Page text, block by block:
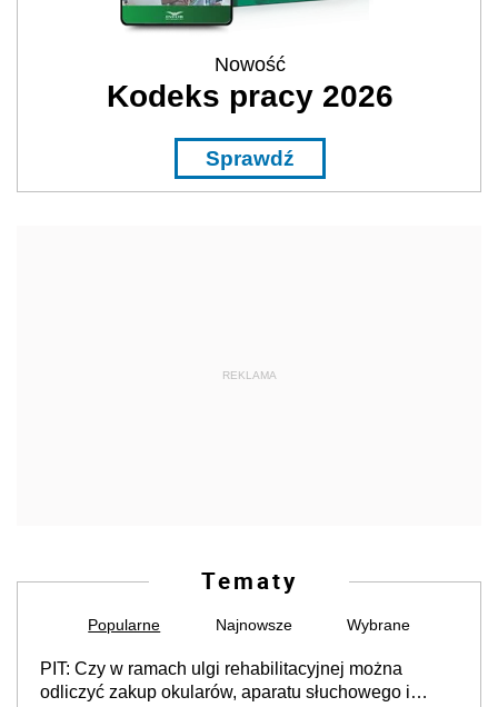
Nowość
Kodeks pracy 2026
Sprawdź
REKLAMA
Tematy
Popularne Najnowsze Wybrane
PIT: Czy w ramach ulgi rehabilitacyjnej można
odliczyć zakup okularów, aparatu słuchowego i